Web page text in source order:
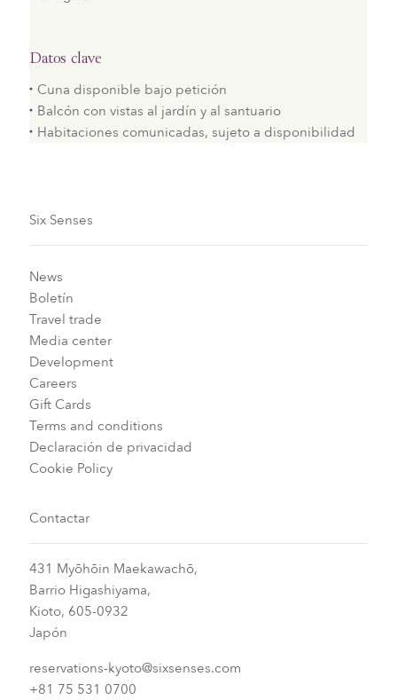
Datos clave
Cuna disponible bajo petición
Balcón con vistas al jardín y al santuario
Habitaciones comunicadas, sujeto a disponibilidad
Six Senses
News
Boletín
Travel trade
Media center
Development
Careers
Gift Cards
Terms and conditions
Declaración de privacidad
Cookie Policy
Contactar
431 Myōhōin Maekawachō,
Barrio Higashiyama,
Kioto, 605-0932
Japón
reservations-kyoto@sixsenses.com
+81 75 531 0700